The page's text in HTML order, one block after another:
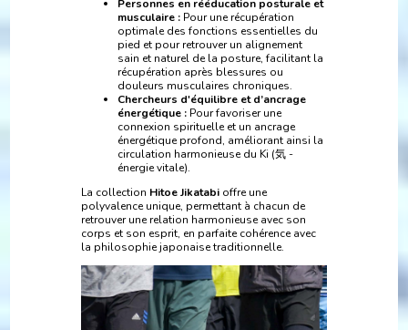
Personnes en rééducation posturale et
musculaire : Pour une récupération
optimale des fonctions essentielles du
pied et pour retrouver un alignement
sain et naturel de la posture, facilitant la
récupération après blessures ou
douleurs musculaires chroniques.
Chercheurs d'équilibre et d’ancrage
énergétique : Pour favoriser une
connexion spirituelle et un ancrage
énergétique profond, améliorant ainsi la
circulation harmonieuse du Ki (気 -
énergie vitale).
La collection Hitoe Jikatabi offre une
polyvalence unique, permettant à chacun de
retrouver une relation harmonieuse avec son
corps et son esprit, en parfaite cohérence avec
la philosophie japonaise traditionnelle.